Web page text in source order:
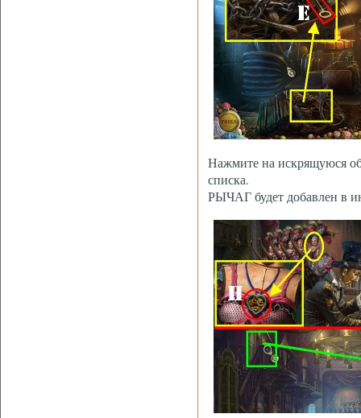
Нажмите на искрящуюся
списка.
РЫЧАГ будет добавлен в